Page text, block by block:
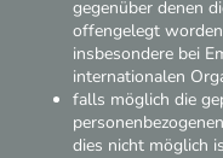
gegenüber denen
offengelegt
insbesondere bei
internationalen
falls möglich die
dies nicht möglich